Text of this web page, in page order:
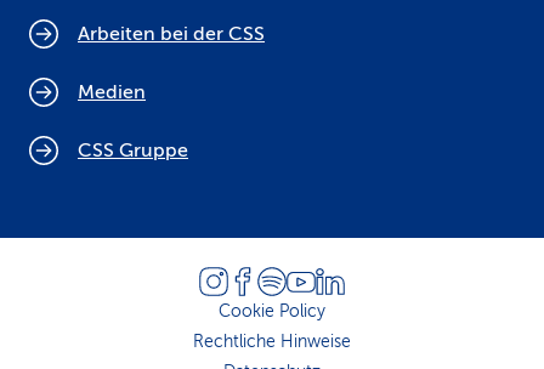
Arbeiten bei der CSS
Medien
CSS Gruppe
Cookie Policy
Rechtliche Hinweise